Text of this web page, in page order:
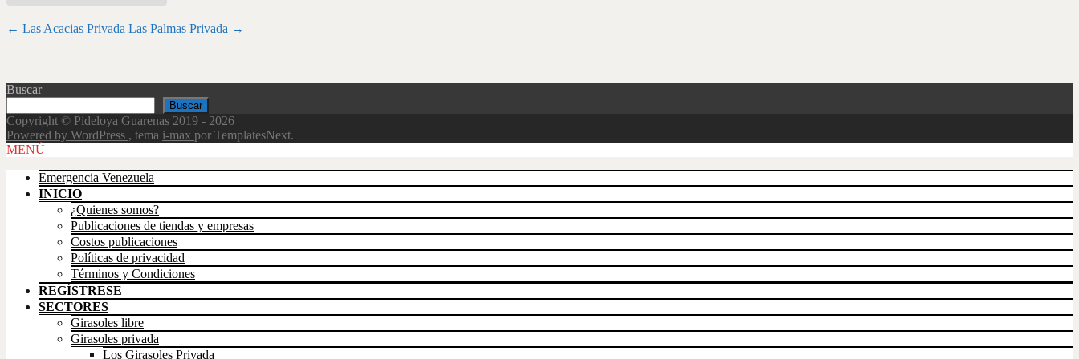
Navegación
entradas
← Las Acacias Privada Las Palmas Privada →
Buscar
Buscar
Copyright © Pideloya Guarenas 2019 - 2026
Powered by WordPress , tema i-max por TemplatesNext.
Scroll
MENÚ
Emergencia Venezuela
INICIO
¿Quienes somos?
Publicaciones de tiendas y empresas
Costos publicaciones
Políticas de privacidad
Términos y Condiciones
REGÍSTRESE
SECTORES
Girasoles libre
Girasoles privada
Los Girasoles Privada